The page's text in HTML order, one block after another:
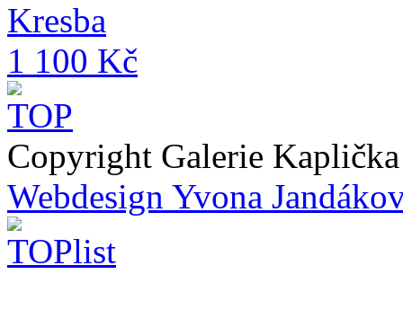
Kresba
1 100 Kč
Copyright Galerie
Webdesign Yvona